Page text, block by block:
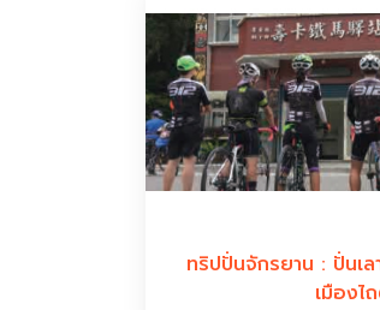
ทริปปั่นจักรยาน : ปั่นเล
เมืองไ